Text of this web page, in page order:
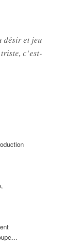
désir et jeu
c’est-